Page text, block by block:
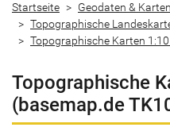
Startseite Geodaten & Karten
Topographische
Topographische Karten
Topographische
(basemap.de